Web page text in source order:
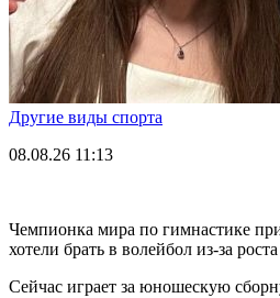
Другие виды спорта
08.08.26 11:13
Чемпионка мира по гимнастике
хотели брать в волейбол из-за роста
Сейчас играет за юношескую